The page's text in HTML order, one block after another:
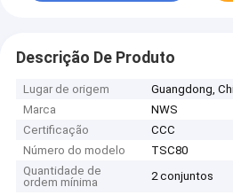
Descrição De Produto
Lugar de origem
Guangdong,
Marca
NWS
Certificação
CCC
Número do modelo
TSC80
Quantidade de
ordem mínima
2 conjuntos